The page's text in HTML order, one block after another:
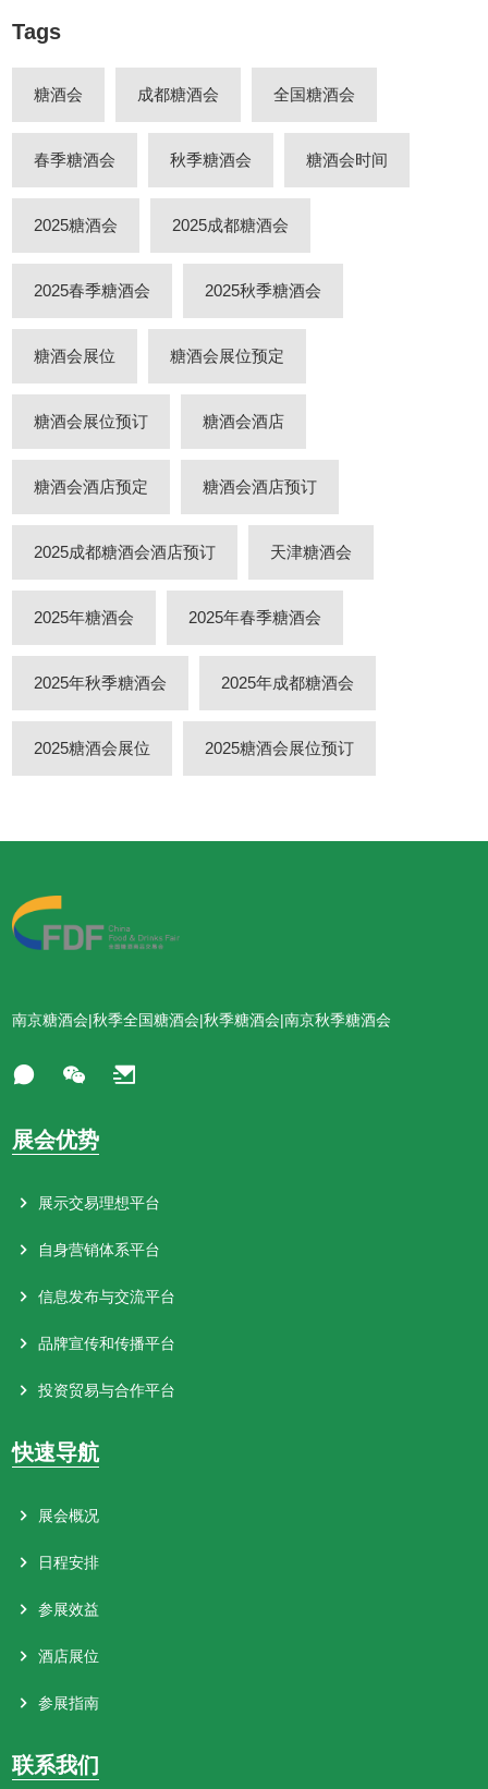
Tags
糖酒会 成都糖酒会 全国糖酒会
春季糖酒会 秋季糖酒会 糖酒会时间
2025糖酒会 2025成都糖酒会
2025春季糖酒会 2025秋季糖酒会
糖酒会展位 糖酒会展位预定
糖酒会展位预订 糖酒会酒店
糖酒会酒店预定 糖酒会酒店预订
2025成都糖酒会酒店预订 天津糖酒会
2025年糖酒会 2025年春季糖酒会
2025年秋季糖酒会 2025年成都糖酒会
2025糖酒会展位 2025糖酒会展位预订
南京糖酒会|秋季全国糖酒会|秋季糖酒会|南京秋季糖酒会
展会优势
展示交易理想平台
自身营销体系平台
信息发布与交流平台
品牌宣传和传播平台
投资贸易与合作平台
快速导航
展会概况
日程安排
参展效益
酒店展位
参展指南
联系我们